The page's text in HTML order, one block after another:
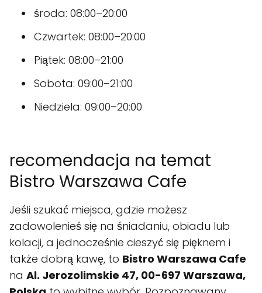
środa: 08:00–20:00
Czwartek: 08:00–20:00
Piątek: 08:00–21:00
Sobota: 09:00–21:00
Niedziela: 09:00–20:00
recomendacja na temat
Bistro Warszawa Cafe
Jeśli szukać miejsca, gdzie możesz
zadowolenieś się na śniadaniu, obiadu lub
kolacji, a jednocześnie cieszyć się pięknem i
także dobrą kawę, to Bistro Warszawa Cafe
na Al. Jerozolimskie 47, 00-697 Warszawa,